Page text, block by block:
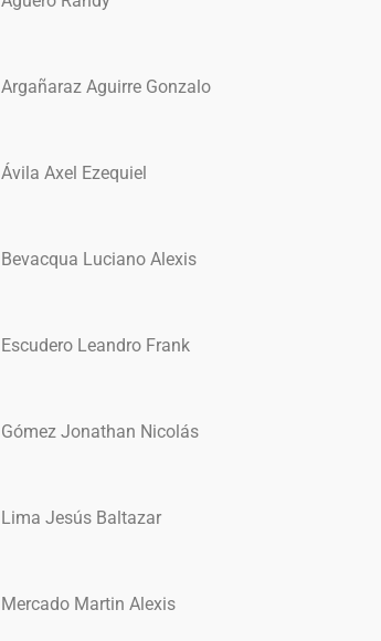
Argañaraz Aguirre Gonzalo
Ávila Axel Ezequiel
Bevacqua Luciano Alexis
Escudero Leandro Frank
Gómez Jonathan Nicolás
Lima Jesús Baltazar
Mercado Martin Alexis